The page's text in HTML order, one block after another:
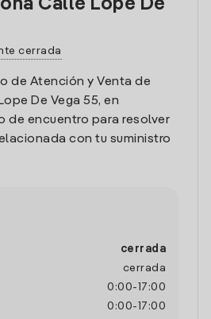
Calle Lope De
cerrada
de Atención y Venta de
De Vega 55, en
de encuentro para resolver
con tu suministro
cerrada
cerrada
0:00- 17:00
0:00- 17:00